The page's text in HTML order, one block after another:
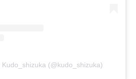
(@kudo_shizuka)